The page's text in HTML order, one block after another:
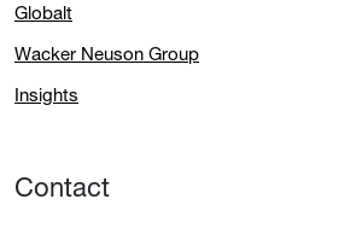
Globalt
Wacker Neuson Group
Insights
Contact